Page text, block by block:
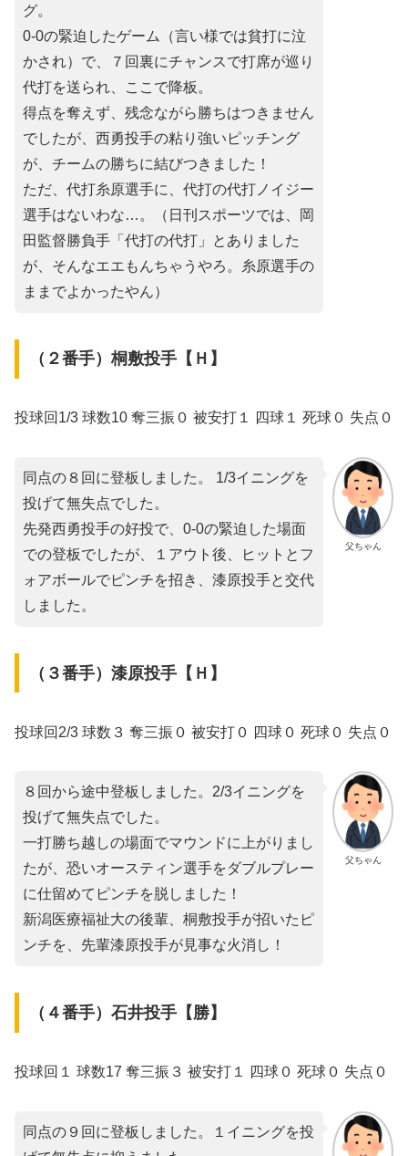
グ。
0-0の緊迫したゲーム（言い様では貧打に泣
かされ）で、７回裏にチャンスで打席が巡り
代打を送られ、ここで降板。
得点を奪えず、残念ながら勝ちはつきません
でしたが、西勇投手の粘り強いピッチング
が、チームの勝ちに結びつきました！
ただ、代打糸原選手に、代打の代打ノイジー
選手はないわな…。（日刊スポーツでは、岡
田監督勝負手「代打の代打」とありました
が、そんなエエもんちゃうやろ。糸原選手の
ままでよかったやん）
（２番手）桐敷投手【Ｈ】
投球回1/3 球数10 奪三振０ 被安打１ 四球１ 死球０ 失点０
父ちゃん
同点の８回に登板しました。 1/3イニングを
投げて無失点でした。
先発西勇投手の好投で、0-0の緊迫した場面
での登板でしたが、１アウト後、ヒットとフ
ォアボールでピンチを招き、漆原投手と交代
しました。
（３番手）漆原投手【Ｈ】
投球回2/3 球数３ 奪三振０ 被安打０ 四球０ 死球０ 失点０
父ちゃん
８回から途中登板しました。2/3イニングを
投げて無失点でした。
一打勝ち越しの場面でマウンドに上がりまし
たが、恐いオースティン選手をダブルプレー
に仕留めてピンチを脱しました！
新潟医療福祉大の後輩、桐敷投手が招いたピ
ンチを、先輩漆原投手が見事な火消し！
（４番手）石井投手【勝】
投球回１ 球数17 奪三振３ 被安打１ 四球０ 死球０ 失点０
同点の９回に登板しました。１イニングを投